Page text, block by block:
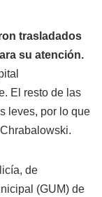
trasladados
su atención.
El resto de las
leves, por lo que
de
(GUM) de